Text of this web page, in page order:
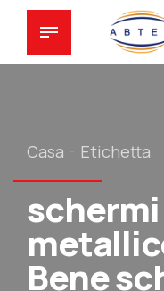
Casa Etichetta
Bene